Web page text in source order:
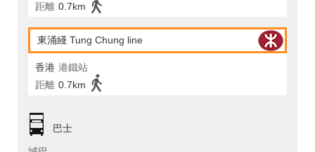
距離 0.7km
東涌綫 Tung Chung line
香港 港鐵站
距離 0.7km
巴士